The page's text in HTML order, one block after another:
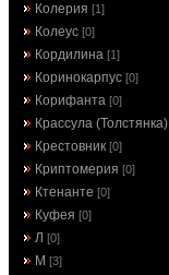
Колерия [1]
Колеус [0]
Кордилина [1]
Коринокарпус [0]
Корифанта [0]
Крассула (Толстянка)
Крестовник [0]
Криптомерия [0]
Ктенанте [0]
Куфея [0]
Л [0]
М [3]